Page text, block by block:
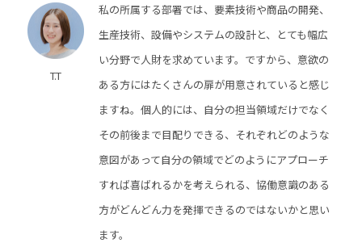
T.T
私の所属する部署では、要素技術や商品の開発、
生産技術、設備やシステムの設計と、とても幅広
い分野で人財を求めています。ですから、意欲の
ある方にはたくさんの扉が用意されていると感じ
ますね。個人的には、自分の担当領域だけでなく
その前後まで目配りできる、それぞれどのような
意図があって自分の領域でどのようにアプローチ
すれば喜ばれるかを考えられる、協働意識のある
方がどんどん力を発揮できるのではないかと思い
ます。